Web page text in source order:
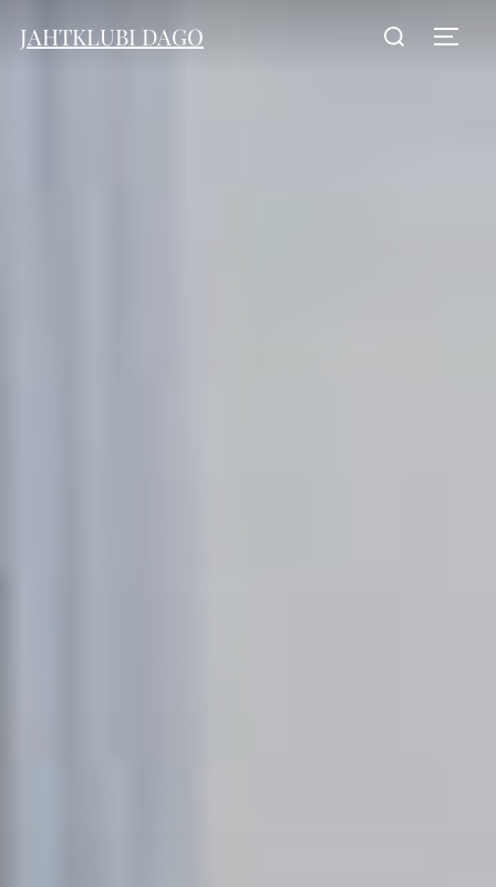
JAHTKLUBI DAGO